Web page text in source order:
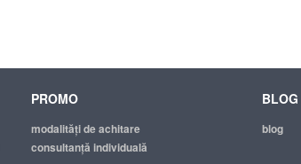
PROMO
modalităţi de achitare
consultanță individuală
BLOG
blog